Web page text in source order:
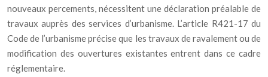
nouveaux percements, nécessitent une déclaration préalable de
travaux auprès des services d’urbanisme. L’article R421-17 du
Code de l’urbanisme précise que les travaux de ravalement ou de
modification des ouvertures existantes entrent dans ce cadre
réglementaire.